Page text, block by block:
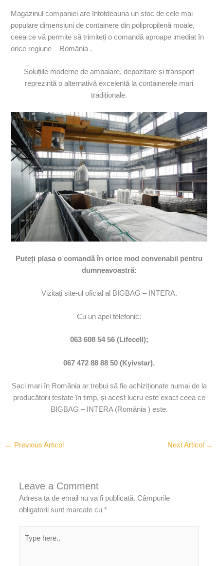
Magazinul companiei are întotdeauna un stoc de cele mai
populare dimensiuni de containere din polipropilenă moale,
ceea ce vă permite să trimiteți o comandă aproape imediat în
orice regiune – România .
Soluțiile moderne de ambalare, depozitare și transport
reprezintă o alternativă excelentă la containerele mari
tradiționale.
Puteți plasa o comandă în orice mod convenabil pentru
dumneavoastră:
Vizitați site-ul oficial al BIGBAG – INTERA.
Cu un apel telefonic:
063 608 54 56 (Lifecell);
067 472 88 88 50 (Kyivstar).
Saci mari în România ar trebui să fie achiziționate numai de la
producătorii testate în timp, și acest lucru este exact ceea ce
BIGBAG – INTERA (România ) este.
← Previous Articol Next Articol →
Leave a Comment
Adresa ta de email nu va fi publicată. Câmpurile
obligatorii sunt marcate cu*
here..